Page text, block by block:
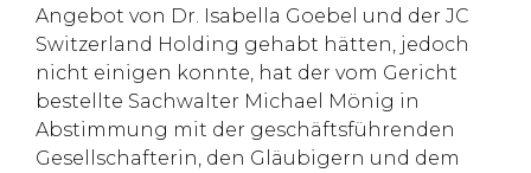
Angebot von Dr. Isabella Goebel und der JC
Switzerland Holding gehabt hätten, jedoch
nicht einigen konnte, hat der vom Gericht
bestellte Sachwalter Michael Mönig in
Abstimmung mit der geschäftsführenden
Gesellschafterin, den Gläubigern und dem